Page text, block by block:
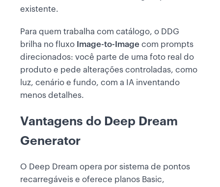
existente.
Para quem trabalha com catálogo, o DDG
brilha no fluxo Image-to-Image com prompts
direcionados: você parte de uma foto real do
produto e pede alterações controladas, como
luz, cenário e fundo, com a IA inventando
menos detalhes.
Vantagens do Deep Dream
Generator
O Deep Dream opera por sistema de pontos
recarregáveis e oferece planos Basic,